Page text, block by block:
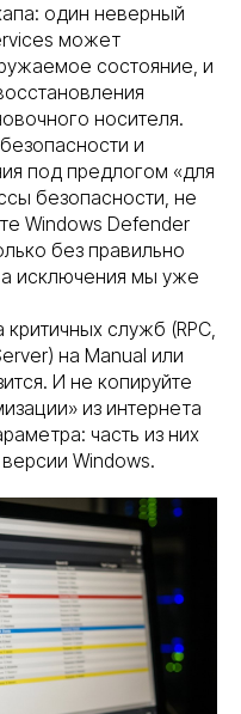
один неверный
может
состояние, и
носителя.
и
под предлогом «для
безопасности, не
Windows Defender
без правильно
исключения мы уже
служб (RPC,
на Manual или
И не копируйте
из интернета
часть из них
Windows.